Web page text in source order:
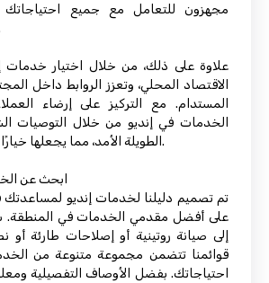
مجهزون للتعامل مع جميع
علاوة على ذلك، من خلال اختيار خدمات
الاقتصاد المحلي، وتعزز الروابط داخل
المستدام. مع التركيز على إرضاء
الخدمات في إنديو من خلال التوصيات
الطويلة الأمد، مما يجعلها خيارًا موثوقًا به للجميع.
ابحث عن
تم تصميم دليلنا لخدمات إنديو لمساعدتك
على أفضل مقدمي الخدمات في المنطقة.
إلى صيانة روتينية أو إصلاحات طارئة أو
قوائمنا تتضمن مجموعة متنوعة من
احتياجاتك. بفضل الأوصاف التفصيلية